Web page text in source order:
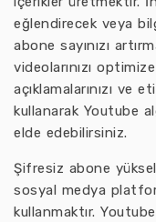
eğlendirecek veya
abone sayınızı
videolarınızı
açıklamalarınızı ve
kullanarak Youtube
elde edebilirsiniz.
Şifresiz abone
sosyal medya
kullanmaktır.